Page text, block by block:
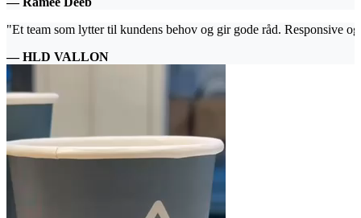
"Et team som lytter til kundens behov og gir gode råd. Responsive
— HLD VALLON